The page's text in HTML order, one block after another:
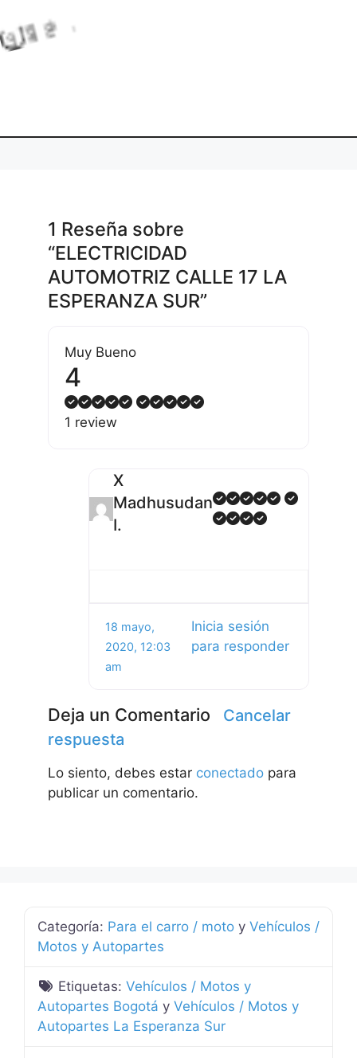
L
o
a
din
g
.
.
1 Reseña sobre
“ELECTRICIDAD
AUTOMOTRIZ CALLE 17 LA
ESPERANZA SUR”
Muy Bueno
4
1 review
X
Madhusudan
I.
18 mayo,
2020, 12:03
am
Inicia sesión
para responder
Deja un Comentario
Cancelar
respuesta
Lo siento, debes estar conectado para
publicar un comentario.
Categoría: Para el carro / moto y Vehículos /
Motos y Autopartes
Etiquetas:Vehículos / Motos y
Autopartes Bogotá y Vehículos / Motos y
Autopartes La Esperanza Sur